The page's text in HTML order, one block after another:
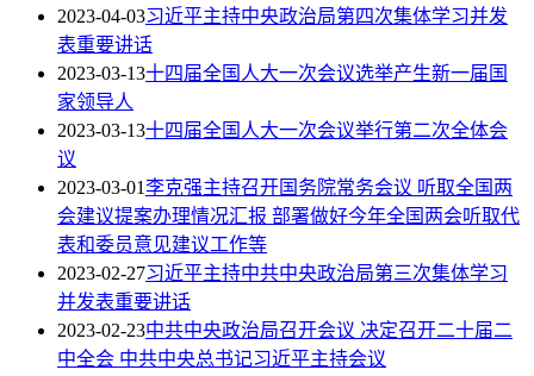
2023-04-03习近平主持中央政治局第四次集体学习并发
表重要讲话
2023-03-13十四届全国人大一次会议选举产生新一届国
家领导人
2023-03-13十四届全国人大一次会议举行第二次全体会
议
2023-03-01李克强主持召开国务院常务会议 听取全国两
会建议提案办理情况汇报 部署做好今年全国两会听取代
表和委员意见建议工作等
2023-02-27习近平主持中共中央政治局第三次集体学习
并发表重要讲话
2023-02-23中共中央政治局召开会议 决定召开二十届二
中全会 中共中央总书记习近平主持会议